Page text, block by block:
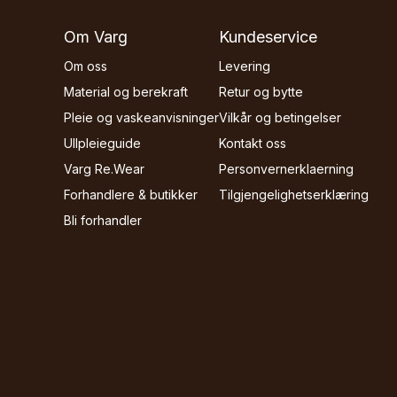
Om Varg
Om oss
Material og berekraft
Pleie og vaskeanvisninger
Ullpleieguide
Varg Re.Wear
Forhandlere & butikker
Bli forhandler
Kundeservice
Levering
Retur og bytte
Vilkår og betingelser
Kontakt oss
Personvernerklaerning
Tilgjengelighetserklæring